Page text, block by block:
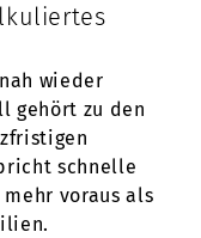
wieder
gehört zu den
schnelle
voraus als